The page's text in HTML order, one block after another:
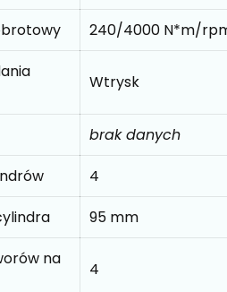
240/4000 N*m/
Wtrysk
brak danych
4
95 mm
na
4